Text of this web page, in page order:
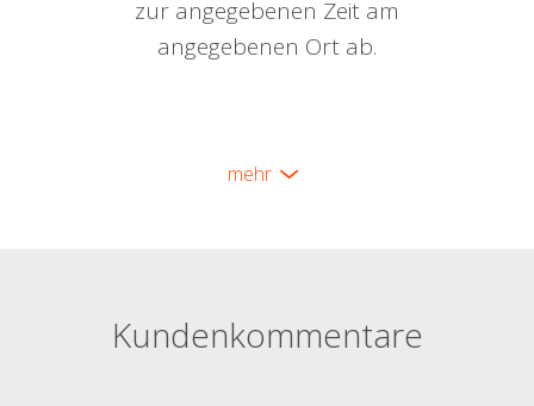
zur angegebenen Zeit am
angegebenen Ort ab.
mehr
Kundenkommentare